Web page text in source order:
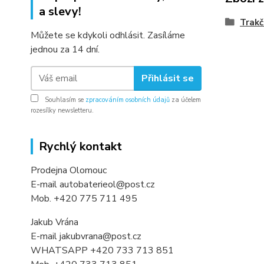
a slevy!
Můžete se kdykoli odhlásit. Zasíláme
jednou za 14 dní.
Přihlásit se
Souhlasím se zpracováním osobních údajů za účelem
rozesílky newsletteru.
Rychlý kontakt
Prodejna Olomouc
E-mail autobaterieol@post.cz
Mob. +420 775 711 495
Jakub Vrána
E-mail jakubvrana@post.cz
WHATSAPP +420 733 713 851